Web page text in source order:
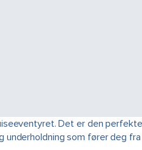
Det er den
som fører deg